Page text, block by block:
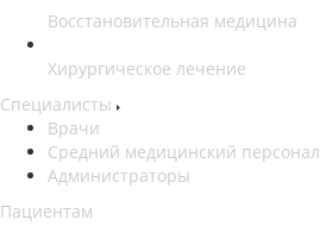
Восстановительная медицина
Хирургическое лечение
Специалисты
Врачи
Средний медицинский персонал
Администраторы
Пациентам